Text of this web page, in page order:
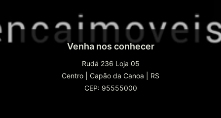
Venha nos conhecer
Rudá 236 Loja 05
Centro
Capão da Canoa
RS
CEP: 95555000